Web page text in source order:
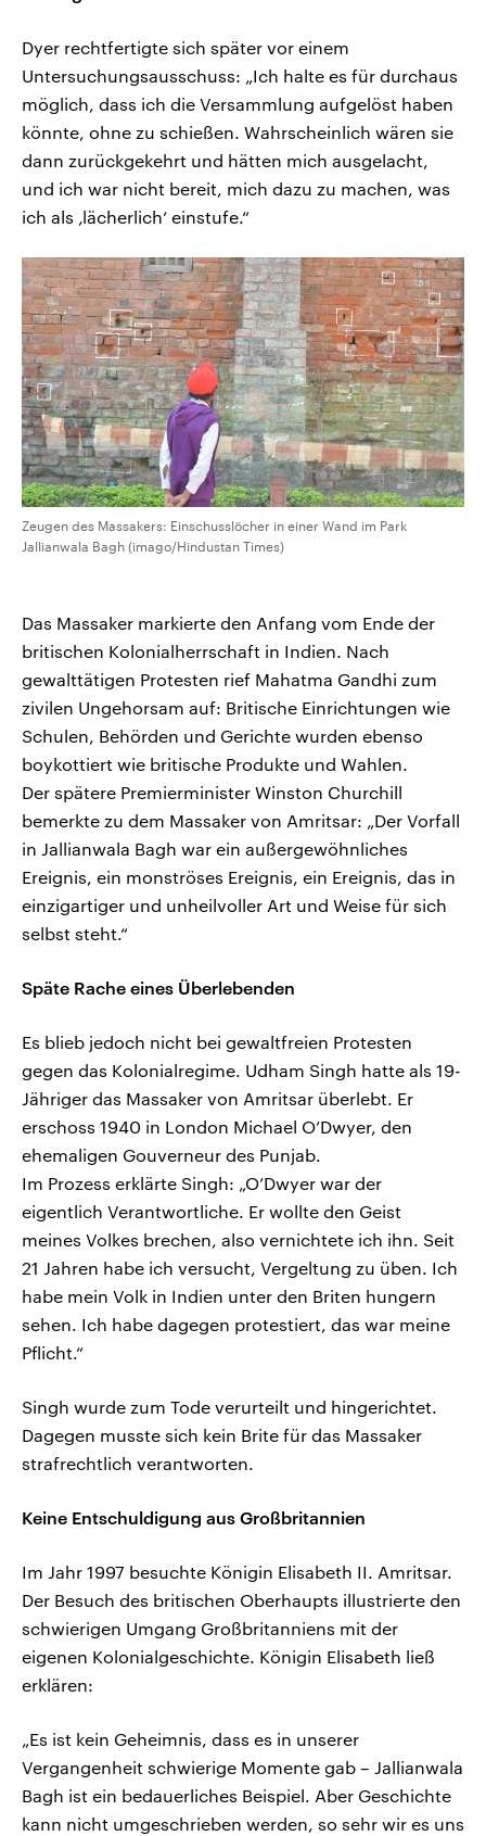
Dyer rechtfertigte sich später vor einem
Untersuchungsausschuss: „Ich halte es für durchaus
möglich, dass ich die Versammlung aufgelöst haben
könnte, ohne zu schießen. Wahrscheinlich wären sie
dann zurückgekehrt und hätten mich ausgelacht,
und ich war nicht bereit, mich dazu zu machen, was
ich als ‚lächerlich‘ einstufe.“
Zeugen des Massakers: Einschusslöcher in einer Wand im Park
Jallianwala Bagh (imago/Hindustan Times)
Das Massaker markierte den Anfang vom Ende der
britischen Kolonialherrschaft in Indien. Nach
gewalttätigen Protesten rief Mahatma Gandhi zum
zivilen Ungehorsam auf: Britische Einrichtungen wie
Schulen, Behörden und Gerichte wurden ebenso
boykottiert wie britische Produkte und Wahlen.
Der spätere Premierminister Winston Churchill
bemerkte zu dem Massaker von Amritsar: „Der Vorfall
in Jallianwala Bagh war ein außergewöhnliches
Ereignis, ein monströses Ereignis, ein Ereignis, das in
einzigartiger und unheilvoller Art und Weise für sich
selbst steht.“
Späte Rache eines Überlebenden
Es blieb jedoch nicht bei gewaltfreien Protesten
gegen das Kolonialregime. Udham Singh hatte als 19-
Jähriger das Massaker von Amritsar überlebt. Er
erschoss 1940 in London Michael O’Dwyer, den
ehemaligen Gouverneur des Punjab.
Im Prozess erklärte Singh: „O’Dwyer war der
eigentlich Verantwortliche. Er wollte den Geist
meines Volkes brechen, also vernichtete ich ihn. Seit
21 Jahren habe ich versucht, Vergeltung zu üben. Ich
habe mein Volk in Indien unter den Briten hungern
sehen. Ich habe dagegen protestiert, das war meine
Pflicht.“
Singh wurde zum Tode verurteilt und hingerichtet.
Dagegen musste sich kein Brite für das Massaker
strafrechtlich verantworten.
Keine Entschuldigung aus Großbritannien
Im Jahr 1997 besuchte Königin Elisabeth II. Amritsar.
Der Besuch des britischen Oberhaupts illustrierte den
schwierigen Umgang Großbritanniens mit der
eigenen Kolonialgeschichte. Königin Elisabeth ließ
erklären:
„Es ist kein Geheimnis, dass es in unserer
Vergangenheit schwierige Momente gab – Jallianwala
Bagh ist ein bedauerliches Beispiel. Aber Geschichte
kann nicht umgeschrieben werden, so sehr wir es uns